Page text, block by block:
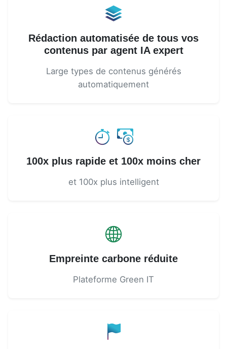
Rédaction automatisée de tous vos
contenus par agent IA expert
Large types de contenus générés
automatiquement
100x plus rapide et 100x moins cher
et 100x plus intelligent
Empreinte carbone réduite
Plateforme Green IT